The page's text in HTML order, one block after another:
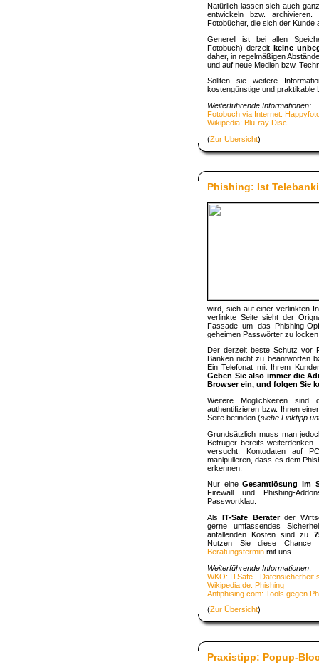
Natürlich lassen sich auch
entwickeln bzw.
Fotobücher, die sich der Kunde
Generell ist bei allen
Fotobuch) derzeit keine
daher, in regelmäßigen
und auf neue Medien bzw.
Sollten sie weitere
kostengünstige und
Weiterführende Informationen:
Fotobuch via Internet:
Wikipedia: Blu-ray Disc
(Zur Übersicht)
Phishing: Ist
wird, sich auf einer verlinkten
verlinkte Seite sieht der
Fassade um das Phishing-
geheimen Passwörter zu
Der derzeit beste Schutz vor
Banken nicht zu beantworten
Ein Telefonat mit Ihrem
Geben Sie also immer die
Browser ein, und folgen Sie
Weitere Möglichkeiten sind
authentifizieren bzw. Ihnen
Seite befinden (siehe Linktipp
Grundsätzlich muss man
Betrüger bereits
versucht, Kontodaten auf
manipulieren, dass es dem
erkennen.
Nur eineGesamtlösung im
Firewall und Phishing-
Passwortklau.
AlsIT-Safe Beraterder
gerne umfassendes
anfallenden Kosten sind zu
Nutzen Sie diese
Beratungstermin mit uns.
Weiterführende Informationen:
WKO: ITSafe - Datensicherheit
Wikipedia.de: Phishing
Antiphising.com: Tools gegen
(Zur Übersicht)
Praxistipp: Popup-